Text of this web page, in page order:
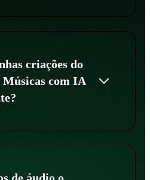
criações do
com IA